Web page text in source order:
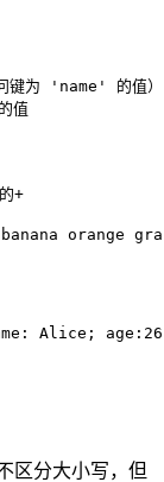
为 'name' 的值）
值
+
orange
Alice;
不区分大小写，但